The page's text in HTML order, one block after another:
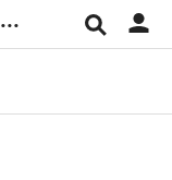
...